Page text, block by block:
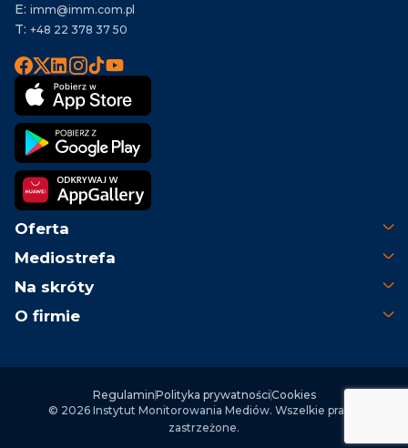
E: imm@imm.com.pl
T: +48 22 378 37 50
Oferta
Mediostrefa
Na skróty
O firmie
RegulaminPolityka prywatnościCookies
© 2026 Instytut Monitorowania Mediów. Wszelkie prawa
zastrzeżone.